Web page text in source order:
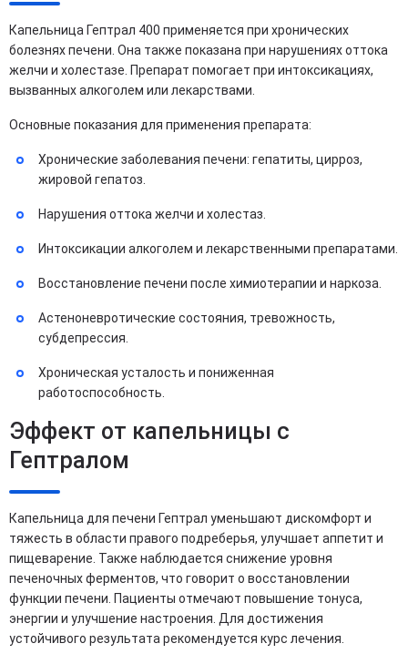
Капельница Гептрал 400 применяется при хронических
болезнях печени. Она также показана при нарушениях оттока
желчи и холестазе. Препарат помогает при интоксикациях,
вызванных алкоголем или лекарствами.
Основные показания для применения препарата:
Хронические заболевания печени: гепатиты, цирроз,
жировой гепатоз.
Нарушения оттока желчи и холестаз.
Интоксикации алкоголем и лекарственными препаратами.
Восстановление печени после химиотерапии и наркоза.
Астеноневротические состояния, тревожность,
субдепрессия.
Хроническая усталость и пониженная
работоспособность.
Эффект от капельницы с
Гептралом
Капельница для печени Гептрал уменьшают дискомфорт и
тяжесть в области правого подреберья, улучшает аппетит и
пищеварение. Также наблюдается снижение уровня
печеночных ферментов, что говорит о восстановлении
функции печени. Пациенты отмечают повышение тонуса,
энергии и улучшение настроения. Для достижения
устойчивого результата рекомендуется курс лечения.